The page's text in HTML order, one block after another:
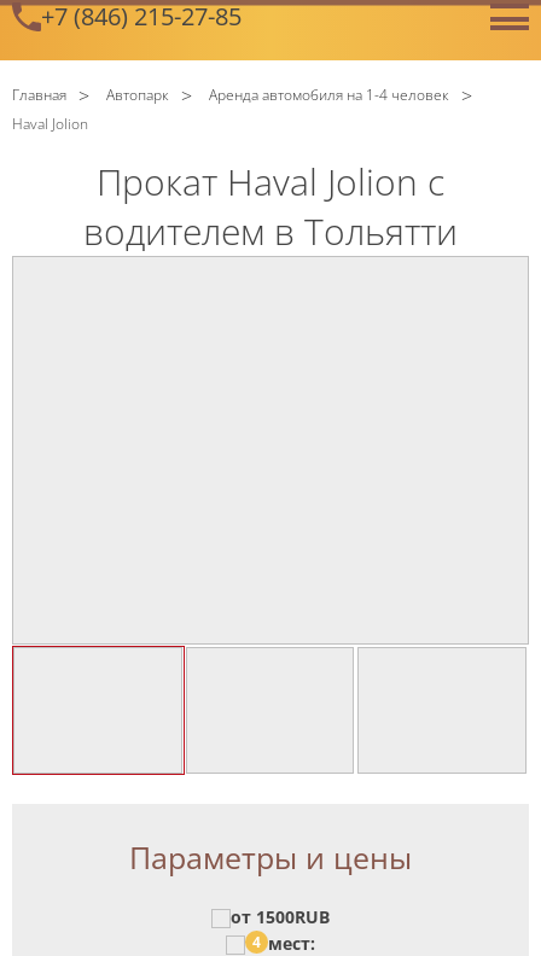
+7 (846) 215-27-85
Главная Автопарк
Аренда автомобиля на 1-4 человек
Haval Jolion
Прокат Haval Jolion с
водителем в Тольятти
Параметры и цены
от 1500RUB
4 мест:
GetError
CПолитикой конфиденциальностиознакомлен(а), даю